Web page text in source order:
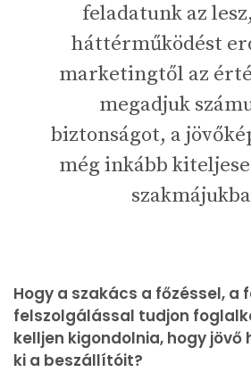
feladatunk az
háttérműködést
marketingtől az
megadjuk
biztonságot, a
még inkább
Hogy a szakács a főzéssel, a
felszolgálással tudjon
kelljen kigondolnia, hogy
ki a beszállítóit?